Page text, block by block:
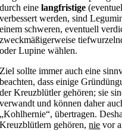
durch einelangfristige
verbessert werden, sind
einem schweren, eventuell
zweckmäßigerweise
oder Lupine wählen.
Ziel sollte immer auch eine
beachten, dass einige
der Kreuzblütler gehören; sie
verwandt und können daher
„Kohlhernie“, übertragen.
Kreuzblütlern gehören,nie vor